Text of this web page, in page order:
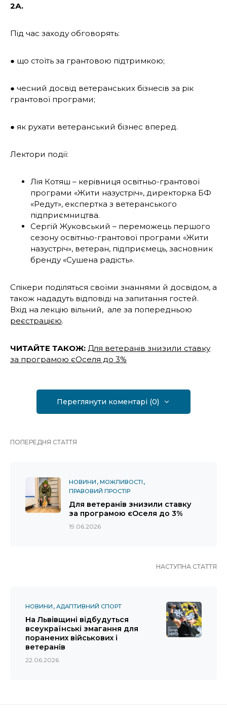
2А.
Під час заходу обговорять:
● що стоїть за грантовою підтримкою;
● чесний досвід ветеранських бізнесів за рік
грантової програми;
● як рухати ветеранський бізнес вперед.
Лектори події:
Лія Котяш – керівниця освітньо-грантової
програми «Жити назустріч», директорка БФ
«Редут», експертка з ветеранського
підприємництва.
Сергій Жуковський – переможець першого
сезону освітньо-грантової програми «Жити
назустріч», ветеран, підприємець, засновник
бренду «Сушена радість».
Спікери поділяться своїми знаннями й досвідом, а
також нададуть відповіді на запитання гостей.
Вхід на лекцію вільний, але за попередньою
реєстрацією.
ЧИТАЙТЕ ТАКОЖ: Для ветеранів знизили ставку
за програмою єОселя до 3%
Переглянути коментарі (0)
ПОПЕРЕДНЯ СТАТТЯ
НОВИНИ МОЖЛИВОСТІ
ПРАВОВИЙ ПРОСТІР
Для ветеранів знизили ставку
за програмою єОселя до 3%
19.06.2026
НАСТУПНА СТАТТЯ
НОВИНИ АДАПТИВНИЙ СПОРТ
На Львівщині відбудуться
всеукраїнські змагання для
поранених військових і
ветеранів
22.06.2026